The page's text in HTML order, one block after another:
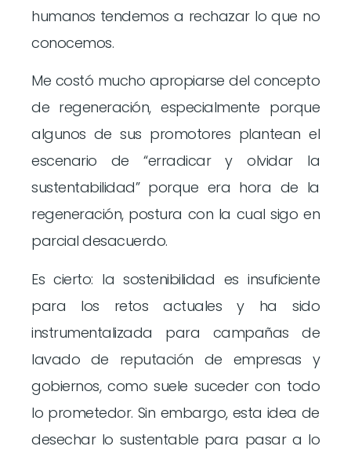
humanos tendemos a rechazar lo que no
conocemos.
Me costó mucho apropiarse del concepto
de regeneración, especialmente porque
algunos de sus promotores plantean el
escenario de “erradicar y olvidar la
sustentabilidad” porque era hora de la
regeneración, postura con la cual sigo en
parcial desacuerdo.
Es cierto: la sostenibilidad es insuficiente
para los retos actuales y ha sido
instrumentalizada para campañas de
lavado de reputación de empresas y
gobiernos, como suele suceder con todo
lo prometedor. Sin embargo, esta idea de
desechar lo sustentable para pasar a lo